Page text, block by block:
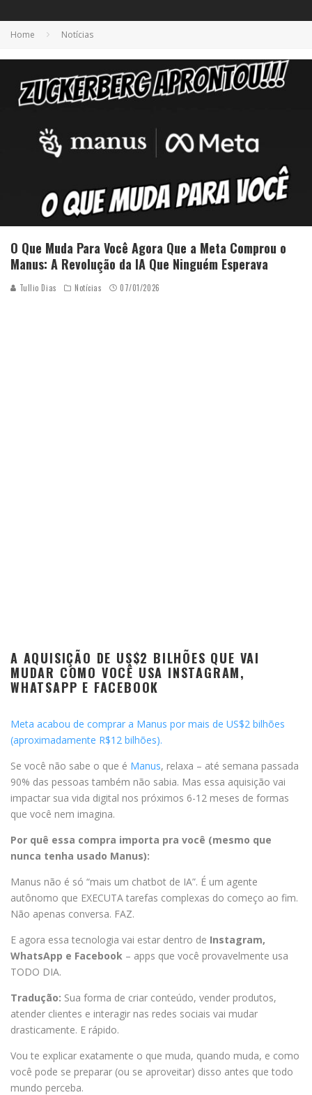
Home Notícias
O Que Muda Para Você Agora Que a Meta Comprou o
Manus: A Revolução da IA Que Ninguém Esperava
Tullio Dias Notícias 07/01/2026
A AQUISIÇÃO DE US$2 BILHÕES QUE VAI
MUDAR COMO VOCÊ USA INSTAGRAM,
WHATSAPP E FACEBOOK
Meta acabou de comprar a Manus por mais de US$2 bilhões
(aproximadamente R$12 bilhões).
Se você não sabe o que é Manus, relaxa – até semana passada
90% das pessoas também não sabia. Mas essa aquisição vai
impactar sua vida digital nos próximos 6-12 meses de formas
que você nem imagina.
Por quê essa compra importa pra você (mesmo que
nunca tenha usado Manus):
Manus não é só “mais um chatbot de IA”. É um agente
autônomo que EXECUTA tarefas complexas do começo ao fim.
Não apenas conversa. FAZ.
E agora essa tecnologia vai estar dentro de Instagram,
WhatsApp e Facebook – apps que você provavelmente usa
TODO DIA.
Tradução: Sua forma de criar conteúdo, vender produtos,
atender clientes e interagir nas redes sociais vai mudar
drasticamente. E rápido.
Vou te explicar exatamente o que muda, quando muda, e como
você pode se preparar (ou se aproveitar) disso antes que todo
mundo perceba.